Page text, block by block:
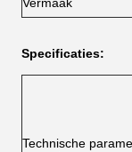
Specificaties:
Technische